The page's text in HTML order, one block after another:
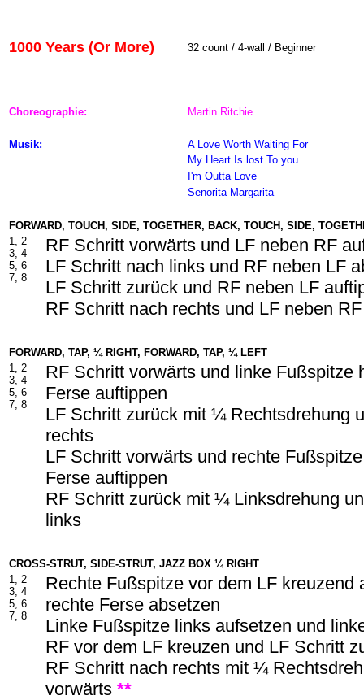
1000 Years (Or More) 32 count / 4-wall / Beginner
Choreographie: Martin Ritchie
Musik:
A Love Worth Waiting For
My Heart Is lost To you
I'm Outta Love
Senorita Margarita
FORWARD, TOUCH, SIDE, TOGETHER, BACK, TOUCH, SIDE,
1, 2
3, 4
5, 6
7, 8
RF Schritt vorwärts und LF neben RF
LF Schritt nach links und RF neben LF
LF Schritt zurück und RF neben LF
RF Schritt nach rechts und LF neben
FORWARD, TAP, ¼ RIGHT, FORWARD, TAP, ¼ LEFT
1, 2
3, 4
5, 6
7, 8
RF Schritt vorwärts und linke Fußspitze
Ferse auftippen
LF Schritt zurück mit ¼ Rechtsdrehung
rechts
LF Schritt vorwärts und rechte
Ferse auftippen
RF Schritt zurück mit ¼ Linksdrehung
links
CROSS-STRUT, SIDE-STRUT, JAZZ BOX ¼ RIGHT
1, 2
3, 4
5, 6
7, 8
Rechte Fußspitze vor dem LF kreuzend
rechte Ferse absetzen
Linke Fußspitze links aufsetzen und
RF vor dem LF kreuzen und LF Schritt
RF Schritt nach rechts mit ¼
vorwärts **